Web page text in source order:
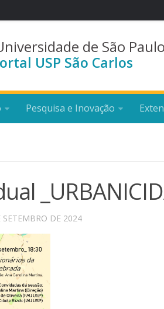
de São Paulo
USP São Carlos
Pesquisa e Inovação
SETEMBRO DE 2024